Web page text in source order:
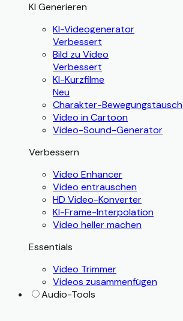
KI Generieren
KI-Videogenerator
Verbessert
Bild zu Video
Verbessert
KI-Kurzfilme
Neu
Charakter-Bewegungstausch
Video in Cartoon
Video-Sound-Generator
Verbessern
Video Enhancer
Video entrauschen
HD Video-Konverter
KI-Frame-Interpolation
Video heller machen
Essentials
Video Trimmer
Videos zusammenfügen
Audio-Tools